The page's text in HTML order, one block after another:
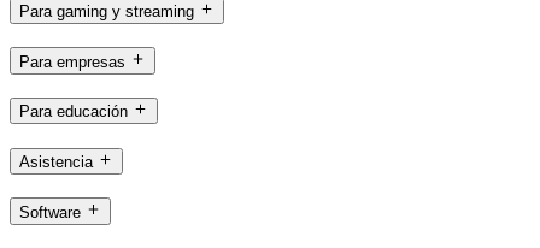
Para gaming y streaming
Para empresas
Para educación
Asistencia
Software